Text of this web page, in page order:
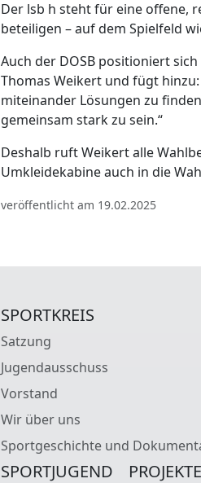
Der lsb h steht für eine offene,
beteiligen – auf dem Spielfeld
Auch der DOSB positioniert
Thomas Weikert und fügt
miteinander Lösungen zu
gemeinsam stark zu sein.“
Deshalb ruft Weikert alle
Umkleidekabine auch in die
veröffentlicht am 19.02.2025
SPORTKREIS
Satzung
Jugendausschuss
Vorstand
Wir über uns
Sportgeschichte und
SPORTJUGEND PROJEKTE